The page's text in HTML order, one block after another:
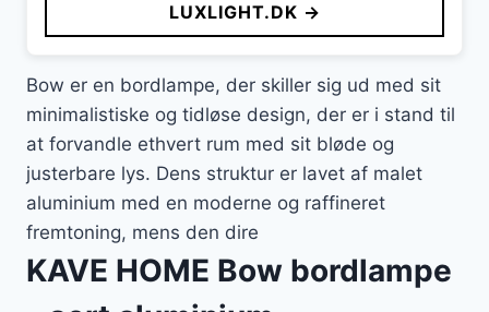
var:
2.909 kr..
er:
2.036 kr..
LUXLIGHT.DK →
Bow er en bordlampe, der skiller sig ud med sit
minimalistiske og tidløse design, der er i stand til
at forvandle ethvert rum med sit bløde og
justerbare lys. Dens struktur er lavet af malet
aluminium med en moderne og raffineret
fremtoning, mens den dire
KAVE HOME Bow bordlampe